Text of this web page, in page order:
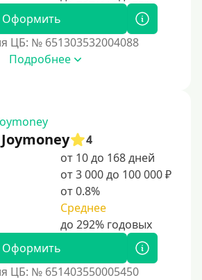
дохода
Оформить
ЦБ: № 651303532004088
Подробнее
Joymoney
4
от 10 до 168 дней
от 3 000 до 100 000 ₽
от 0.8%
Среднее
Оформить
ЦБ: № 651403550005450